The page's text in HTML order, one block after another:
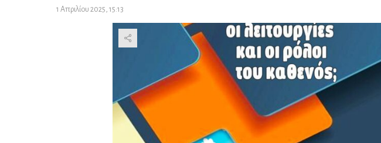
1 Απριλίου 2025, 15:13